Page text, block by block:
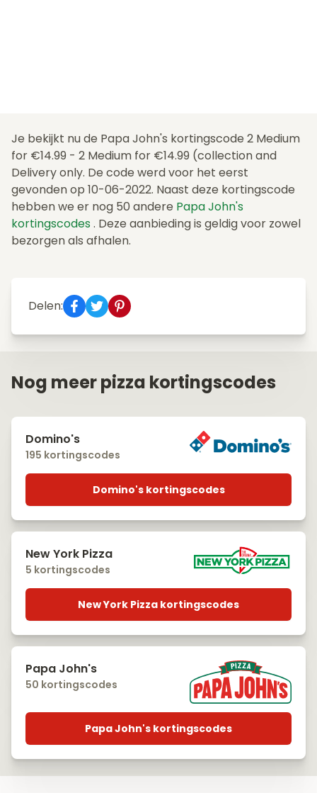
Je bekijkt nu de Papa John's kortingscode 2 Medium
for €14.99 - 2 Medium for €14.99 (collection and
Delivery only. De code werd voor het eerst
gevonden op 10-06-2022. Naast deze kortingscode
hebben we er nog 50 andere Papa John's
kortingscodes . Deze aanbieding is geldig voor zowel
bezorgen als afhalen.
Delen:
Nog meer pizza kortingscodes
Domino's
195 kortingscodes
Domino's kortingscodes
New York Pizza
5 kortingscodes
New York Pizza kortingscodes
Papa John's
50 kortingscodes
Papa John's kortingscodes